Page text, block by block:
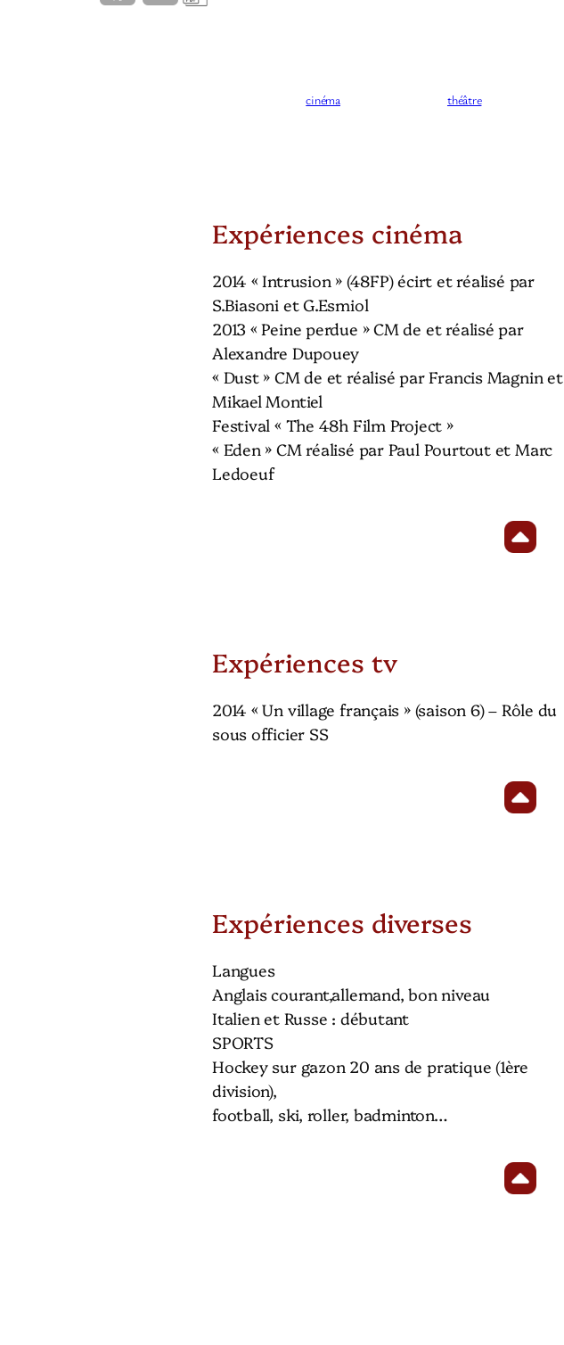
cinéma théâtre
Expériences cinéma
2014 « Intrusion » (48FP) écirt et réalisé par
S.Biasoni et G.Esmiol
2013 « Peine perdue » CM de et réalisé par
Alexandre Dupouey
« Dust » CM de et réalisé par Francis Magnin et
Mikael Montiel
Festival « The 48h Film Project »
« Eden » CM réalisé par Paul Pourtout et Marc
Ledoeuf
Expériences tv
2014 « Un village français » (saison 6) – Rôle du
sous officier SS
Expériences diverses
Langues
Anglais courant,allemand, bon niveau
Italien et Russe : débutant
SPORTS
Hockey sur gazon 20 ans de pratique (1ère
division),
football, ski, roller, badminton…